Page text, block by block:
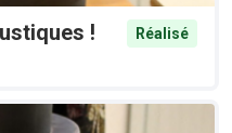
!
Réalisé